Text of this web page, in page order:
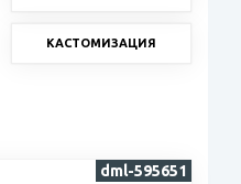
КАСТОМИЗАЦИЯ
dml-595651